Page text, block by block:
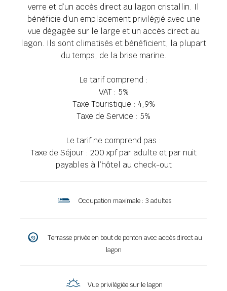
verre et d’un accès direct au lagon cristallin. Il
bénéficie d’un emplacement privilégié avec une
vue dégagée sur le large et un accès direct au
lagon. Ils sont climatisés et bénéficient, la plupart
du temps, de la brise marine.
Le tarif comprend :
VAT : 5%
Taxe Touristique : 4,9%
Taxe de Service : 5%
Le tarif ne comprend pas :
Taxe de Séjour : 200 xpf par adulte et par nuit
payables à l’hôtel au check-out
Occupation maximale : 3 adultes
Terrasse privée en bout de ponton avec accès direct au
lagon
Vue privilégiée sur le lagon